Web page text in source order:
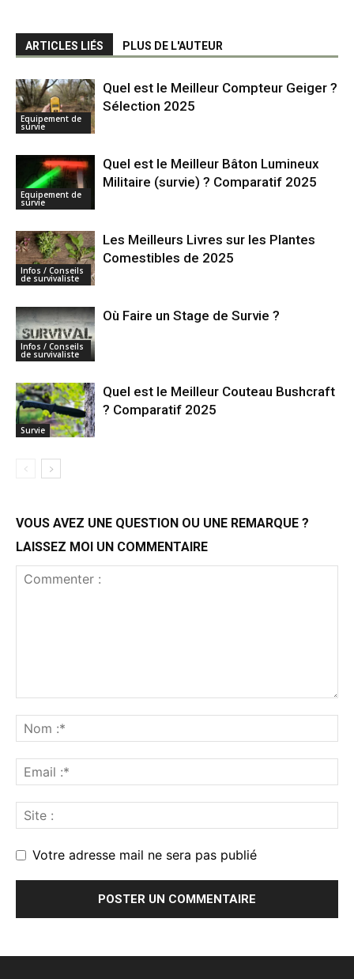
ARTICLES LIÉS PLUS DE L'AUTEUR
Equipement de
survie
Quel est le Meilleur Compteur Geiger ?
Sélection 2025
Equipement de
survie
Quel est le Meilleur Bâton Lumineux
Militaire (survie) ? Comparatif 2025
Infos / Conseils
de survivaliste
Les Meilleurs Livres sur les Plantes
Comestibles de 2025
Infos / Conseils
de survivaliste
Où Faire un Stage de Survie ?
Survie
Quel est le Meilleur Couteau Bushcraft
? Comparatif 2025
VOUS AVEZ UNE QUESTION OU UNE REMARQUE ?
LAISSEZ MOI UN COMMENTAIRE
Votre adresse mail ne sera pas publié